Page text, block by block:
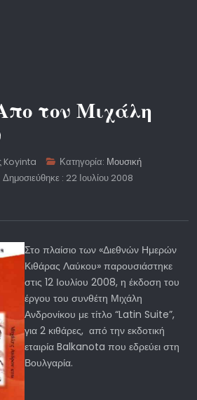
τον Μιχάλη
Koyinta Κατηγορία: Μουσική
Δημοσιεύθηκε : 22 Ιουλίου 2008
Στο πλαίσιο των «Διεθνών Ημερών
Κιθάρας Λαύκου» παρουσιάστηκε
στις 12 Ιουλίου 2008, η έκδοση του
έργου του συνθέτη Μιχάλη
Ανδρονίκου με τίτλο “Latin Suite”,
για 2 κιθάρες, από την εκδοτική
εταιρία Balkanota που εδρεύει στη
Βουλγαρία.